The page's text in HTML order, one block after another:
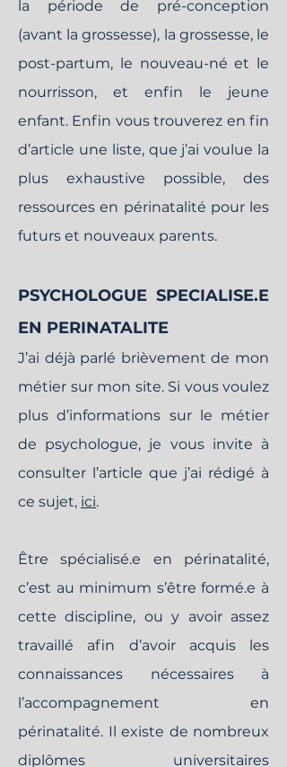
la période de pré-conception
(avant la grossesse), la grossesse, le
post-partum, le nouveau-né et le
nourrisson, et enfin le jeune
enfant. Enfin vous trouverez en fin
d’article une liste, que j’ai voulue la
plus exhaustive possible, des
ressources en périnatalité pour les
futurs et nouveaux parents.
PSYCHOLOGUE SPECIALISE.E
EN PERINATALITE
J’ai déjà parlé brièvement de mon
métier sur mon site. Si vous voulez
plus d’informations sur le métier
de psychologue, je vous invite à
consulter l’article que j’ai rédigé à
ce sujet, ici.
Être spécialisé.e en périnatalité,
c’est au minimum s’être formé.e à
cette discipline, ou y avoir assez
travaillé afin d’avoir acquis les
connaissances nécessaires à
l’accompagnement en
périnatalité. Il existe de nombreux
diplômes universitaires